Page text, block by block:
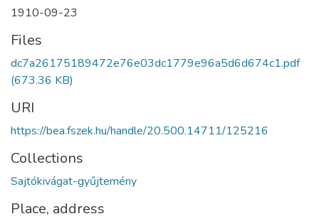
1910-09-23
Files
dc7a26175189472e76e03dc1779e96a5d6d674c1.pdf
(673.36 KB)
URI
https://bea.fszek.hu/handle/20.500.14711/125216
Collections
Sajtókivágat-gyűjtemény
Place, address